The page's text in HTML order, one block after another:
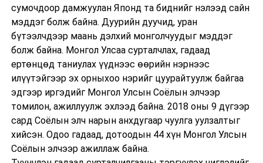
сумочдоор дамжуулан Японд та биднийг нэлээд сайн
мэддэг болж байна. Дуурийн дуучид, уран
бүтээлчдээр маань дэлхий монголчуудыг мэддэг
болж байна. Монгол Улсаа сурталчлах, гадаад
ертөнцөд таниулах үүднээс өөрийн нэрнээс
илүүтэйгээр эх орныхоо нэрийг цуурайтуулж байгаа
эдгээр иргэдийг Монгол Улсын Соёлын элчээр
томилон, ажиллуулж эхлээд байна. 2018 оны 9 дүгээр
сард Соёлын элч нарын анхдугаар чуулга уулзалтыг
хийсэн. Одоо гадаад, дотоодын 44 хүн Монгол Улсын
Соёлын элчээр ажиллаж байна.